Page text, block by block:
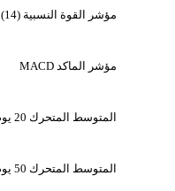
مؤشر القوة النسبية RSI (14)
مؤشر الماكد MACD
المتوسط المتحرك 20 يوم
المتوسط المتحرك 50 يوم